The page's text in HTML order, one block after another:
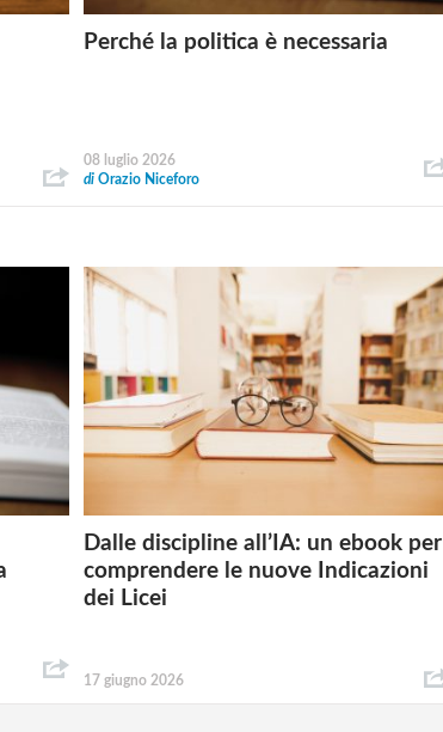
Perché la politica è necessaria
08 luglio 2026
diOrazio Niceforo
Dalle discipline all’IA: un ebook per
comprendere le nuove Indicazioni
dei Licei
17 giugno 2026